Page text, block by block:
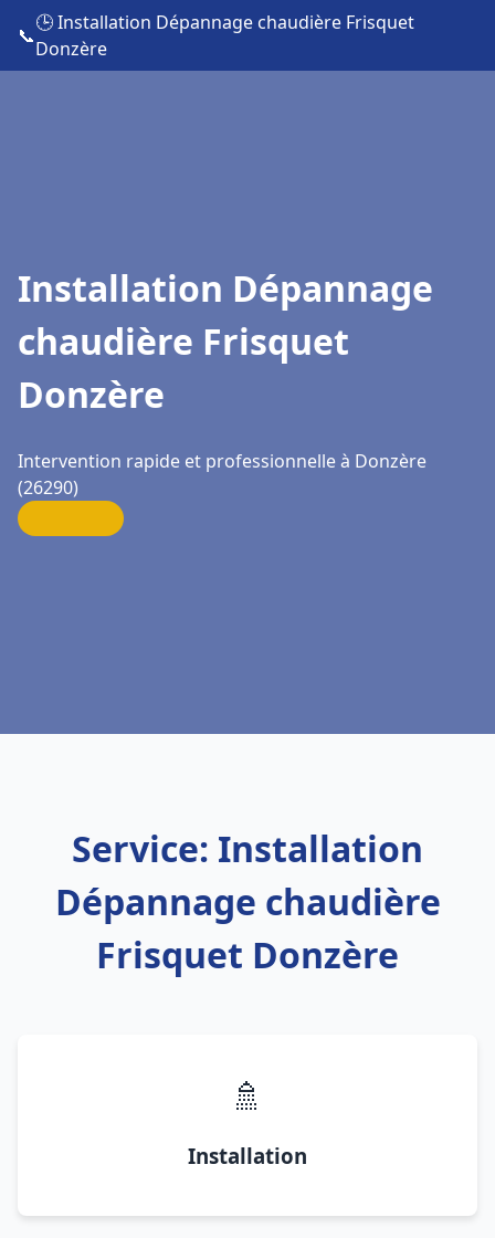
📞
🕒 Installation Dépannage chaudière Frisquet
Donzère
Installation Dépannage
chaudière Frisquet
Donzère
Intervention rapide et professionnelle à Donzère
(26290)
Service: Installation
Dépannage chaudière
Frisquet Donzère
🚿
Installation